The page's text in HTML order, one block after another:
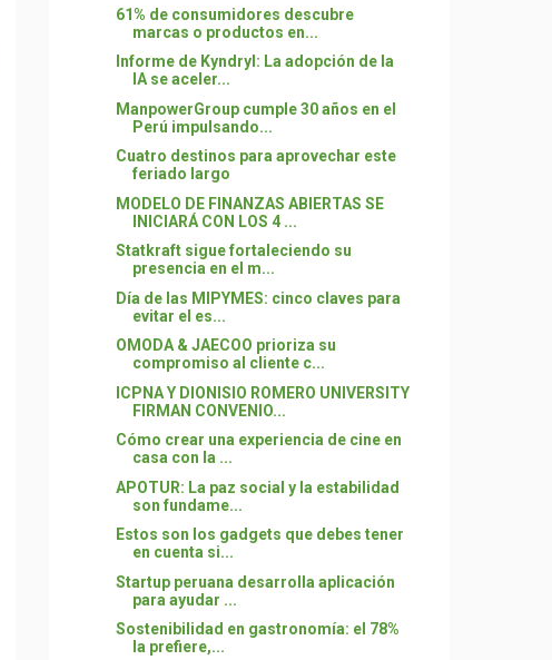
61% de consumidores descubre
marcas o productos en...
Informe de Kyndryl: La adopción de la
IA se aceler...
ManpowerGroup cumple 30 años en el
Perú impulsando...
Cuatro destinos para aprovechar este
feriado largo
MODELO DE FINANZAS ABIERTAS SE
INICIARÁ CON LOS 4 ...
Statkraft sigue fortaleciendo su
presencia en el m...
Día de las MIPYMES: cinco claves para
evitar el es...
OMODA & JAECOO prioriza su
compromiso al cliente c...
ICPNA Y DIONISIO ROMERO UNIVERSITY
FIRMAN CONVENIO...
Cómo crear una experiencia de cine en
casa con la ...
APOTUR: La paz social y la estabilidad
son fundame...
Estos son los gadgets que debes tener
en cuenta si...
Startup peruana desarrolla aplicación
para ayudar ...
Sostenibilidad en gastronomía: el 78%
la prefiere,...